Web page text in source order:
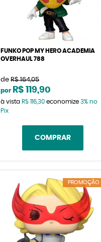
FUNKO POP MY HERO ACADEMIA
OVERHAUL 788
de R$ 164,05
por R$ 119,90
à vista R$ 116,30 economize3% no
Pix
COMPRAR
PROMOÇÃO